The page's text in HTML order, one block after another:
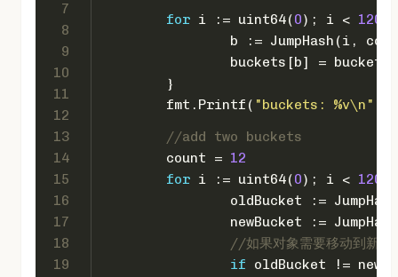
7
8
9
10
11
12
13
14
15
16
17
18
19
for i := uint64(0); i <
b := JumpHash(i,
buckets[b] =
	}
	fmt.Printf(
"buckets: %v\n"
//add two buckets
	count =
12
for i := uint64(0); i <
oldBucket :=
newBucket :=
//如果对象需要移动到新
if oldBucket !=